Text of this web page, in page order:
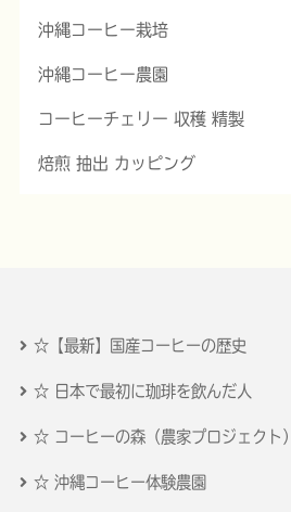
沖縄コーヒー栽培
沖縄コーヒー農園
コーヒーチェリー 収穫 精製
焙煎 抽出 カッピング
☆【最新】国産コーヒーの歴史
☆ 日本で最初に珈琲を飲んだ人
☆ コーヒーの森（農家プロジェクト）
☆ 沖縄コーヒー体験農園